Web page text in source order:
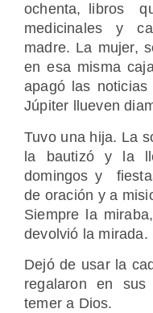
ochenta, libros
medicinales y
madre. La mujer,
en esa misma
apagó las
Júpiter llueven
Tuvo una hija. La
la bautizó y la
domingos y
de oración y a
Siempre la
devolvió la mirada.
Dejó de usar la
regalaron en
temer a Dios.